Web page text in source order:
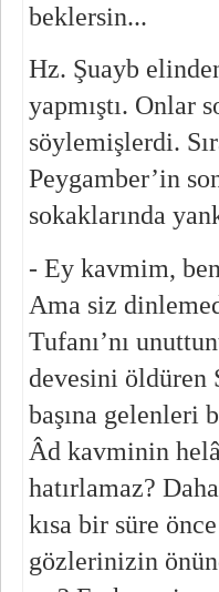
beklersin...
Hz. Şuayb
yapmıştı. Onlar
söylemişlerdi.
Peygamber’in
sokaklarında
- Ey kavmim,
Ama siz
Tufanı’nı
devesini öldüren
başına gelenleri
Âd kavminin
hatırlamaz?
kısa bir süre
gözlerinizin